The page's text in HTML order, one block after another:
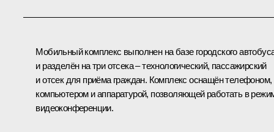
Мобильный комплекс выполнен на базе городского
и разделён на три отсека – технологический, пассажирский
и отсек для приёма граждан. Комплекс оснащён телефоном,
компьютером и аппаратурой, позволяющей работать в
видеоконференции.